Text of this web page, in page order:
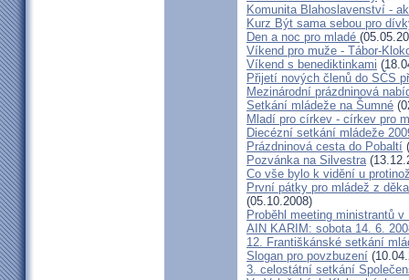
Komunita Blahoslavenství -
Kurz Být sama sebou pro
Den a noc pro mladé
Víkend pro muže - Tábor-
Víkend s benediktinkami
Přijetí nových členů do SČS
Mezinárodní prázdninová
Setkání mládeže na Šumné
Mladí pro církev - církev pro
Diecézní setkání mládeže
Prázdninová cesta do Pobaltí
Pozvánka na Silvestra
Co vše bylo k vidění u
První pátky pro mládež z
(05.10.2008)
Proběhl meeting ministrantů
AIN KARIM: sobota 14. 6.
12. Františkánské setkání
Slogan pro povzbuzení
3. celostátní setkání